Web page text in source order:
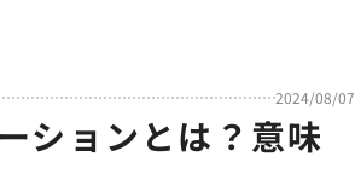
2024/08/07
ションとは？意味